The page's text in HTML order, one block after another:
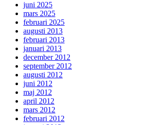
juni 2025
mars 2025
februari 2025
augusti 2013
februari 2013
januari 2013
december 2012
september 2012
augusti 2012
juni 2012
maj 2012
april 2012
mars 2012
februari 2012